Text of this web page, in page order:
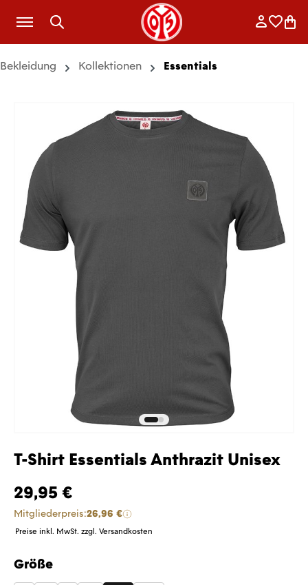
Zum Hauptinhalt springen
Bekleidung Kollektionen Essentials
T-Shirt Essentials Anthrazit Unisex
29,95 €
Mitgliederpreis:26,96 €
Preise inkl. MwSt. zzgl. Versandkosten
Größe
auswählen